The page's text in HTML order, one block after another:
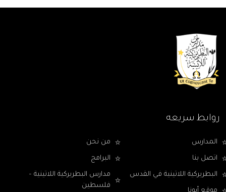
روابط سريعه
من نحن المدارس
البرامج اتصل بنا
مدارس البطريركية اللاتينية –
فلسطين
البطريركية اللاتينية في القدس